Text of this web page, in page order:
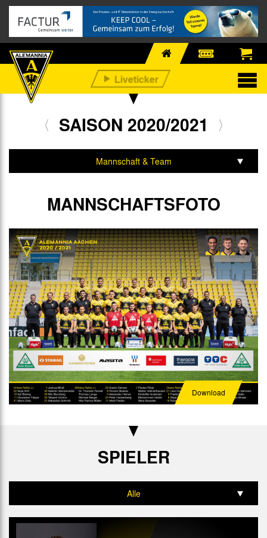
SAISON 2020/2021
Mannschaft & Team
Statistik
MANNSCHAFTSFOTO
Download
SPIELER
Alle
Tor